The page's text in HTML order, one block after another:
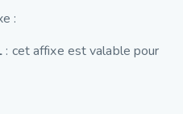
:
: cet affixe est valable pour